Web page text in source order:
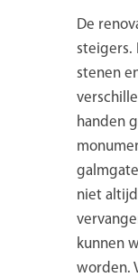
De
steigers.
stenen
handen
niet
kunnen
worden.